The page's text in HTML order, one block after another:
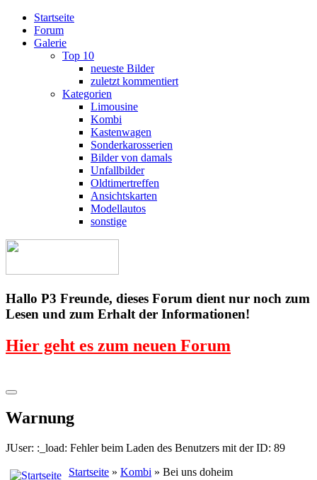
Startseite
Forum
Galerie
Top 10
neueste Bilder
zuletzt kommentiert
Kategorien
Limousine
Kombi
Kastenwagen
Sonderkarosserien
Bilder von damals
Unfallbilder
Oldtimertreffen
Ansichtskarten
Modellautos
sonstige
Hallo P3 Freunde, dieses Forum dient nur noch zum
Lesen und zum Erhalt der Informationen!
Hier geht es zum neuen Forum
Warnung
JUser: :_load: Fehler beim Laden des Benutzers mit der ID: 89
Startseite » Kombi » Bei uns doheim